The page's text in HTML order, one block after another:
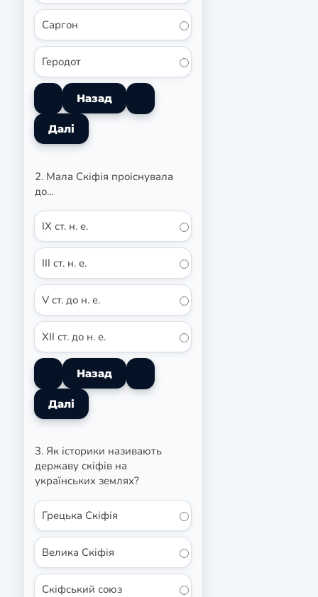
Саргон
Геродот
2. Мала Скіфія проіснувала
до...
IX ст. н. е.
ІІІ ст. н. е.
V ст. до н. е.
XII ст. до н. е.
3. Як історики називають
державу скіфів на
українських землях?
Грецька Скіфія
Велика Скіфія
Скіфський союз